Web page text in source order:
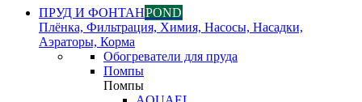
ПРУД И ФОНТАНPOND
Плёнка, Фильтрация, Химия, Насосы, Насадки,
Аэраторы, Корма
Обогреватели для пруда
Помпы
Помпы